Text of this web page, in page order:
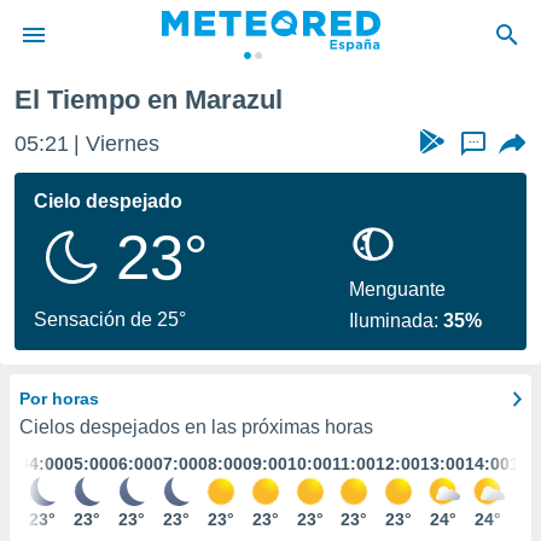
de
por
se
calidad.
a este
las
y
forma
digital
basada
El Tiempo en Marazul
05:21 Viernes ...
Cielo despejado
23°
Sensación de 25°
Menguante
Iluminada:35%
Por horas
Cielos despejados en las próximas horas
04:00
23°
05:00
23°
06:00
23°
07:00
23°
08:00
23°
09:00
23°
10:00
23°
11:00
23°
12:00
23°
13:00
24°
14:00
24°